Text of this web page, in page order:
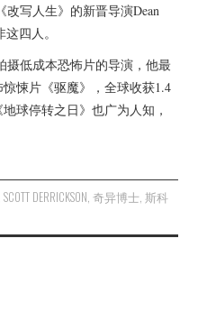
改写人生》的新晋导演Dean
四人。
摄低成本恐怖片的导演，他最
悚片《驱魔》，全球收获1.4
球停转之日》也广为人知，
SCOTT DERRICKSON, 奇异博士, 斯科